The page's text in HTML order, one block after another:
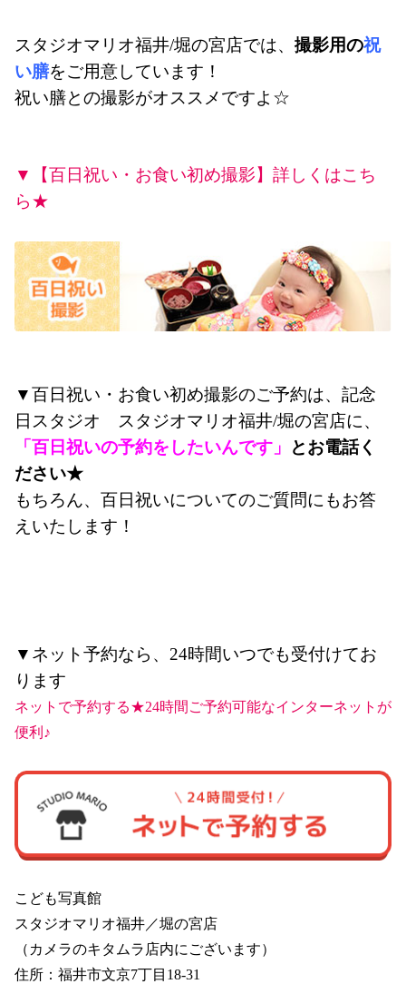
スタジオマリオ福井/堀の宮店では、 撮影用の祝
い膳をご用意しています！
祝い膳との撮影がオススメですよ☆
▼【百日祝い・お食い初め撮影】詳しくはこち
ら★
▼百日祝い・お食い初め撮影のご予約は、 記念
日スタジオ
スタジオマリオ福井/堀の宮店に、
「 百日祝いの予約をしたいんです」
とお電話く
ださい★
もちろん、百日祝いについてのご質問にもお答
えいたします！
▼ネット予約なら、24時間いつでも受付けてお
ります
ネットで予約する★24時間ご予約可能なインターネットが
便利♪
こども写真館
スタジオマリオ福井／堀の宮店
（カメラのキタムラ店内にございます）
住所：福井市文京7丁目18-31